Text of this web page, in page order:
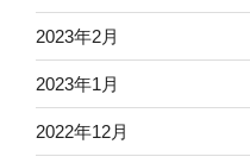
2023年2月
2023年1月
2022年12月